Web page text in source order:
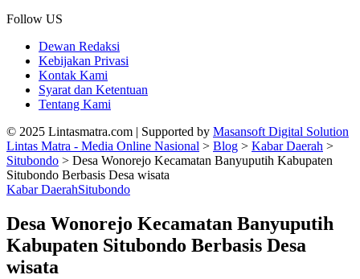
Follow US
Dewan Redaksi
Kebijakan Privasi
Kontak Kami
Syarat dan Ketentuan
Tentang Kami
© 2025 Lintasmatra.com | Supported by Masansoft Digital Solution
Lintas Matra - Media Online Nasional > Blog > Kabar Daerah >
Situbondo > Desa Wonorejo Kecamatan Banyuputih Kabupaten
Situbondo Berbasis Desa wisata
Kabar DaerahSitubondo
Desa Wonorejo Kecamatan Banyuputih
Kabupaten Situbondo Berbasis Desa
wisata